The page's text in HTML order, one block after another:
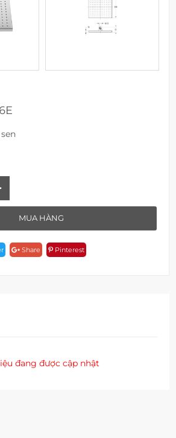
MUA HÀNG
Share Pinterest
đang được cập nhật